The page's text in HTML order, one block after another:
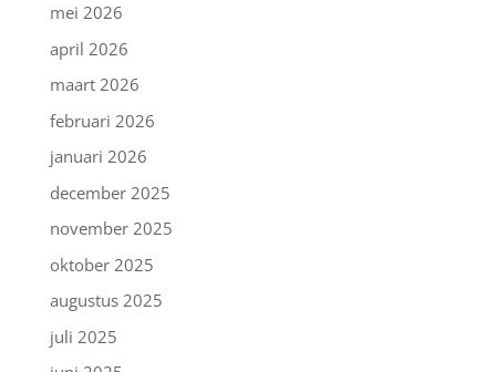
mei 2026
april 2026
maart 2026
februari 2026
januari 2026
december 2025
november 2025
oktober 2025
augustus 2025
juli 2025